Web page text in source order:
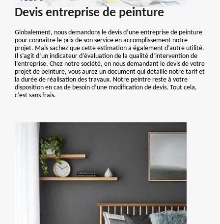
Devis entreprise de peinture
Globalement, nous demandons le devis d’une entreprise de peinture
pour connaitre le prix de son service en accomplissement notre
projet. Mais sachez que cette estimation a également d’autre utilité.
Il s’agit d’un indicateur d’évaluation de la qualité d’intervention de
l’entreprise. Chez notre société, en nous demandant le devis de votre
projet de peinture, vous aurez un document qui détaille notre tarif et
la durée de réalisation des travaux. Notre peintre reste à votre
disposition en cas de besoin d’une modification de devis. Tout cela,
c’est sans frais.